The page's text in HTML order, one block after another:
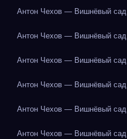
Антон Чехов — Вишнёвый сад
Антон Чехов — Вишнёвый сад
Антон Чехов — Вишнёвый сад
Антон Чехов — Вишнёвый сад
Антон Чехов — Вишнёвый сад
Антон Чехов — Вишнёвый сад